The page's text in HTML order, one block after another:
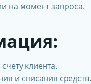
на момент запроса.
клиента.
и списания средств.